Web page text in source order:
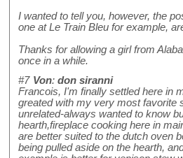
I wanted to tell you, however, the
one at Le Train Bleu for example,
Thanks for allowing a girl from
once in a while.
#7 Von: don siranni
Francois, I'm finally settled here in
greated with my very most favorite
unrelated-always wanted to know
hearth,fireplace cooking here in
are better suited to the dutch oven
being pulled aside on the hearth,